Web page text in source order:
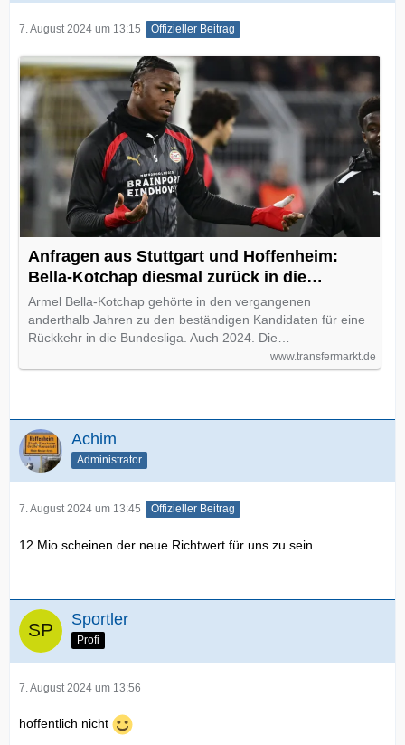
7. August 2024 um 13:15 Offizieller Beitrag
Anfragen aus Stuttgart und Hoffenheim:
Bella-Kotchap diesmal zurück in die
Bundesliga?
Armel Bella-Kotchap gehörte in den vergangenen
anderthalb Jahren zu den beständigen Kandidaten für eine
Rückkehr in die Bundesliga. Auch 2024. Die…
www.transfermarkt.de
Achim
Administrator
7. August 2024 um 13:45 Offizieller Beitrag
12 Mio scheinen der neue Richtwert für uns zu sein
Sportler
Profi
7. August 2024 um 13:56
hoffentlich nicht